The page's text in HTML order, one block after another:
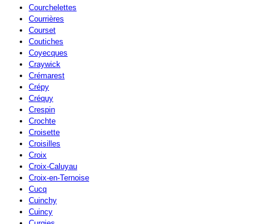
Courchelettes
Courrières
Courset
Coutiches
Coyecques
Craywick
Crémarest
Crépy
Créquy
Crespin
Crochte
Croisette
Croisilles
Croix
Croix-Caluyau
Croix-en-Ternoise
Cucq
Cuinchy
Cuincy